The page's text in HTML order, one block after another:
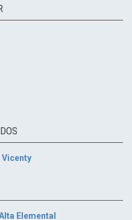
Vicenty
Elemental